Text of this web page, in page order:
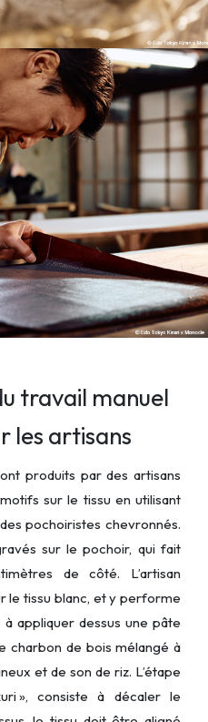
travail manuel
les artisans
produits par des artisans
sur le tissu en utilisant
pochoiristes chevronnés.
sur le pochoir, qui fait
de côté. L’artisan
le tissu blanc, et y performe
à appliquer dessus une pâte
charbon de bois mélangé à
et de son de riz. L’étape
», consiste à décaler le